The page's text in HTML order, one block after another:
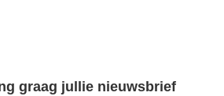
graag jullie nieuwsbrief